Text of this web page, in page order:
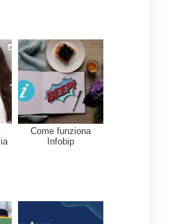
oggigiorno e
utilizzare i social
o le app di
una risposta
tasso di apertura più
hanno questo tipo di